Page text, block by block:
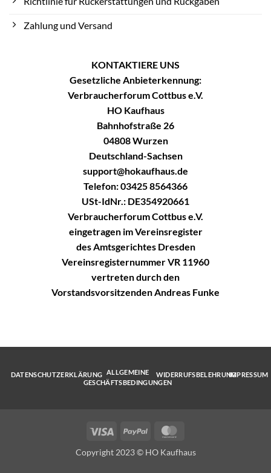
Zahlung und Versand
KONTAKTIERE UNS
Gesetzliche Anbieterkennung:
Verbraucherforum Cottbus e.V.
HO Kaufhaus
Bahnhofstraße 26
04808 Wurzen
Deutschland-Sachsen
support@hokaufhaus.de
Telefon: 03425 8564366
USt-IdNr.: DE354920661
Verbraucherforum Cottbus e.V.
eingetragen im Vereinsregister
des Amtsgerichtes Dresden
Vereinsregisternummer VR 11960
vertreten durch den
Vorstandsvorsitzenden Andreas Funke
DATENSCHUTZERKLÄRUNG ALLGEMEINE
GESCHÄFTSBEDINGUNGEN
WIDERRUFSBELEHRUNGIMPRESSUM
Visa PayPal
Copyright 2023 © HO Kaufhaus